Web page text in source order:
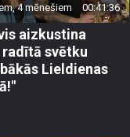
4 mēnešiem 00:41:36
aizkustina
svētku
Lieldienas